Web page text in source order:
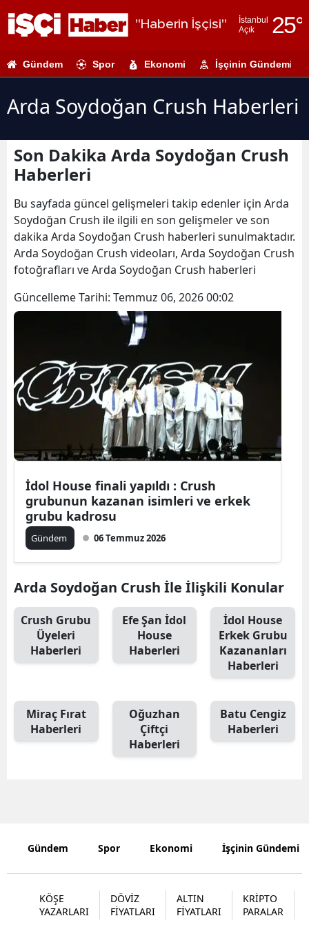
"Haberin İşçisi"
İstanbul
Açık
25°
Adıyaman
Amasya
Antalya
Artvin
Aydın
Burdur
Bursa
Diyarbakır
Edirne
Elazığ
Erzurum
Isparta
Gündem Spor Ekonomi İşçinin Gündemi
Arda Soydoğan Crush Haberleri
Son Dakika Arda Soydoğan Crush
Haberleri
Bu sayfada güncel gelişmeleri takip edenler için Arda
Soydoğan Crush ile ilgili en son gelişmeler ve son
dakika Arda Soydoğan Crush haberleri sunulmaktadır.
Arda Soydoğan Crush videoları, Arda Soydoğan Crush
fotoğrafları ve Arda Soydoğan Crush haberleri
Güncelleme Tarihi: Temmuz 06, 2026 00:02
İdol House finali yapıldı : Crush
grubunun kazanan isimleri ve erkek
grubu kadrosu
Gündem 06 Temmuz 2026
Arda Soydoğan Crush İle İlişkili Konular
Crush Grubu
Üyeleri
Haberleri
Efe Şan İdol
House
Haberleri
İdol House
Erkek Grubu
Kazananları
Haberleri
Miraç Fırat
Haberleri
Oğuzhan
Çiftçi
Haberleri
Batu Cengiz
Haberleri
Gündem Spor Ekonomi İşçinin Gündemi
KÖŞE
YAZARLARI
DÖVİZ
FİYATLARI
ALTIN
FİYATLARI
KRİPTO
PARALAR